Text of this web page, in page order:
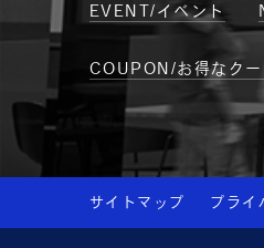
EVENT/イベント
COUPON/お得なクー
サイトマップ プライ